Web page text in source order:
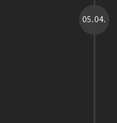
05.04.